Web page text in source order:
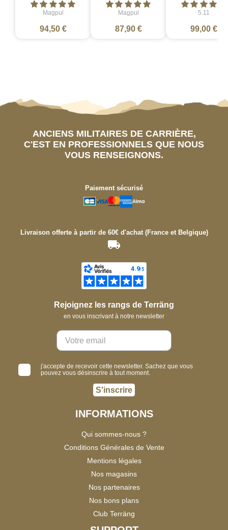
Magpul
94,50 €
Magpul
87,90 €
5.11
99,00 €
ANCIENS MILITAIRES DE CARRIÈRE,
C'EST EN PROFESSIONNELS QUE NOUS
VOUS RENSEIGNONS.
Paiement sécurisé
Livraison offerte à partir de 60€ d'achat (France et Belgique)
Rejoignez les rangs de Terräng
en vous inscrivant à notre newsletter
j'accepte de recevoir cette newsletter. Sachez que vous
pouvez vous désinscrire à tout moment.
S'inscrire
INFORMATIONS
Qui sommes-nous ?
Conditions Générales de Vente
Mentions légales
Nos magasins
Nos partenaires
Nos bons plans
Club Terräng